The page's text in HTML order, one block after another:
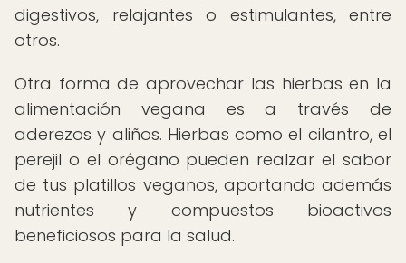
digestivos, relajantes o estimulantes, entre
otros.
Otra forma de aprovechar las hierbas en la
alimentación vegana es a través de
aderezos y aliños. Hierbas como el cilantro, el
perejil o el orégano pueden realzar el sabor
de tus platillos veganos, aportando además
nutrientes y compuestos bioactivos
beneficiosos para la salud.